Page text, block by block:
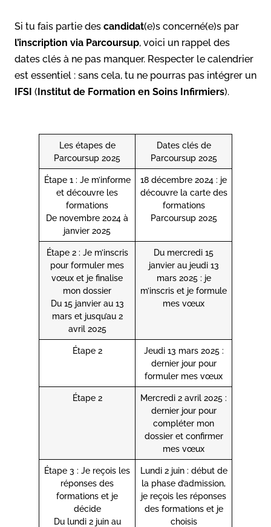
Si tu fais partie des candidat(e)s concerné(e)s par
l’inscription via Parcoursup, voici un rappel des
dates clés à ne pas manquer. Respecter le calendrier
est essentiel : sans cela, tu ne pourras pas intégrer un
IFSI (Institut de Formation en Soins Infirmiers).
Les étapes de
Parcoursup 2025
Dates clés de
Parcoursup 2025
Étape 1 : Je m’informe
et découvre les
formations
De novembre 2024 à
janvier 2025
18 décembre 2024 : je
découvre la carte des
formations
Parcoursup 2025
Étape 2 : Je m’inscris
pour formuler mes
vœux et je finalise
mon dossier
Du 15 janvier au 13
mars et jusqu’au 2
avril 2025
Du mercredi 15
janvier au jeudi 13
mars 2025 : je
m’inscris et je formule
mes vœux
Étape 2
Jeudi 13 mars 2025 :
dernier jour pour
formuler mes vœux
Étape 2
Mercredi 2 avril 2025 :
dernier jour pour
compléter mon
dossier et confirmer
mes vœux
Étape 3 : Je reçois les
réponses des
formations et je
décide
Du lundi 2 juin au
Lundi 2 juin : début de
la phase d’admission,
je reçois les réponses
des formations et je
choisis